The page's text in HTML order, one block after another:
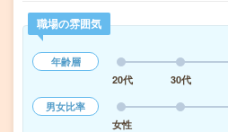
職場の雰囲気
年齢層
20代
30代
男女比率
女性